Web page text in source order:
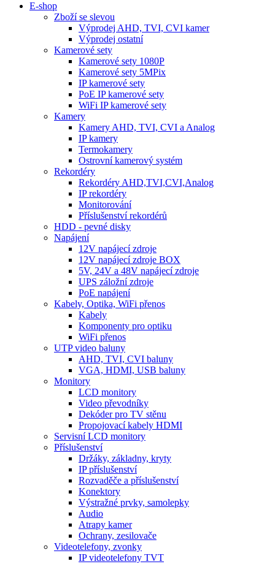
E-shop
Zboží se slevou
Výprodej AHD, TVI, CVI kamer
Výprodej ostatní
Kamerové sety
Kamerové sety 1080P
Kamerové sety 5MPix
IP kamerové sety
PoE IP kamerové sety
WiFi IP kamerové sety
Kamery
Kamery AHD, TVI, CVI a Analog
IP kamery
Termokamery
Ostrovní kamerový systém
Rekordéry
Rekordéry AHD,TVI,CVI,Analog
IP rekordéry
Monitorování
Příslušenství rekordérů
HDD - pevné disky
Napájení
12V napájecí zdroje
12V napájecí zdroje BOX
5V, 24V a 48V napájecí zdroje
UPS záložní zdroje
PoE napájení
Kabely, Optika, WiFi přenos
Kabely
Komponenty pro optiku
WiFi přenos
UTP video baluny
AHD, TVI, CVI baluny
VGA, HDMI, USB baluny
Monitory
LCD monitory
Video převodníky
Dekóder pro TV stěnu
Propojovací kabely HDMI
Servisní LCD monitory
Příslušenství
Držáky, základny, kryty
IP příslušenství
Rozvaděče a příslušenství
Konektory
Výstražné prvky, samolepky
Audio
Atrapy kamer
Ochrany, zesilovače
Videotelefony, zvonky
IP videotelefony TVT